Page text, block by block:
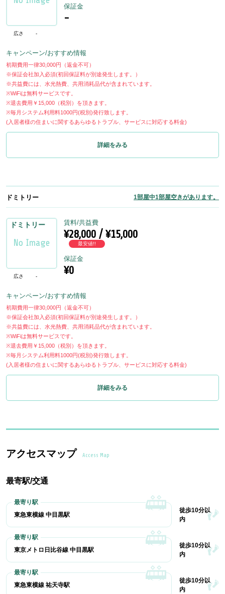
広さ -
保証金
-
キャンペーン/おすすめ情報
初期費用一律30,000円（返金不可）
※保証会社加入必須(初回保証料が別途発生します。）
※共益費には、水光熱費、共用消耗品代が含まれています。
※WiFiは無料サービスです。
※退去費用￥15,000（税別）を頂きます。
※毎月システム利用料1000円(税別)発行致します。
(入居者様の住まいに関するあらゆるトラブル、サービスに対応する料金)
詳細をみる
ドミトリー 1部屋中1部屋空きがあります。
ドミトリー
広さ -
賃料/共益費
¥28,000 / ¥15,000
最安値!!
保証金
¥0
キャンペーン/おすすめ情報
初期費用一律30,000円（返金不可）
※保証会社加入必須(初回保証料が別途発生します。）
※共益費には、水光熱費、共用消耗品代が含まれています。
※WiFiは無料サービスです。
※退去費用￥15,000（税別）を頂きます。
※毎月システム利用料1000円(税別)発行致します。
(入居者様の住まいに関するあらゆるトラブル、サービスに対応する料金)
詳細をみる
アクセスマップ Access Map
最寄駅/交通
東急東横線 中目黒駅
徒歩10分以
内
東京メトロ日比谷線 中目黒駅
徒歩10分以
内
東急東横線 祐天寺駅
徒歩10分以
内